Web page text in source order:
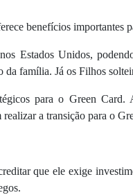
benefícios importantes
Estados Unidos,
família. Já os Filhos
para o Green
a transição para o
que ele exige